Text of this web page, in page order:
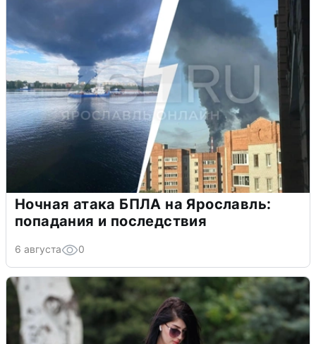
Ночная атака БПЛА на Ярославль:
попадания и последствия
6 августа 0